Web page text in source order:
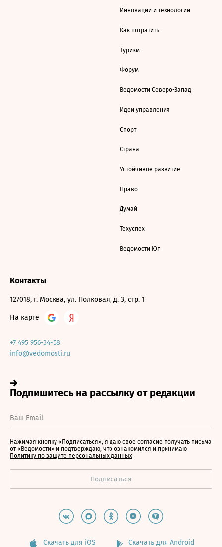
Инновации и технологии
Как потратить
Туризм
Форум
Ведомости Северо-Запад
Идеи управления
Спорт
Страна
Устойчивое развитие
Право
Думай
Техуспех
Ведомости Юг
Контакты
127018, г. Москва, ул. Полковая, д. 3, стр. 1
На карте
+7 495 956-34-58
info@vedomosti.ru
Нажимая кнопку «Подписаться», я даю свое согласие получать письма
от «Ведомости» и подтверждаю, что ознакомился и принимаю
Политику по защите персональных данных
Скачать для iOS Скачать для Android